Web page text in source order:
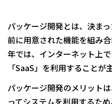
パッケージ開発とは、決ま
前に用意された機能を組み
年では、インターネット上
「SaaS」を利用することが
パッケージ開発のメリット
ってシステムを利用するた